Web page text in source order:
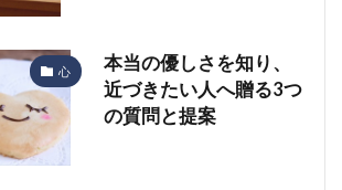
心
本当の優しさを知り、
近づきたい人へ贈る3つ
の質問と提案